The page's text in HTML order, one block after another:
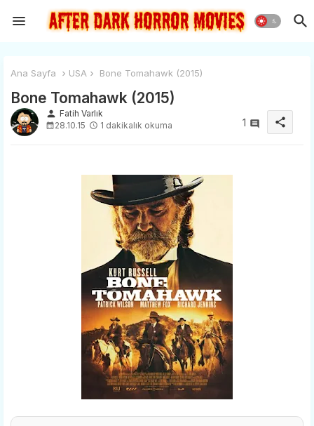
Ana Sayfa USA Bone Tomahawk (2015)
Bone Tomahawk (2015)
person Fatih Varlık
28.10.15
1 dakikalık okuma 1 share